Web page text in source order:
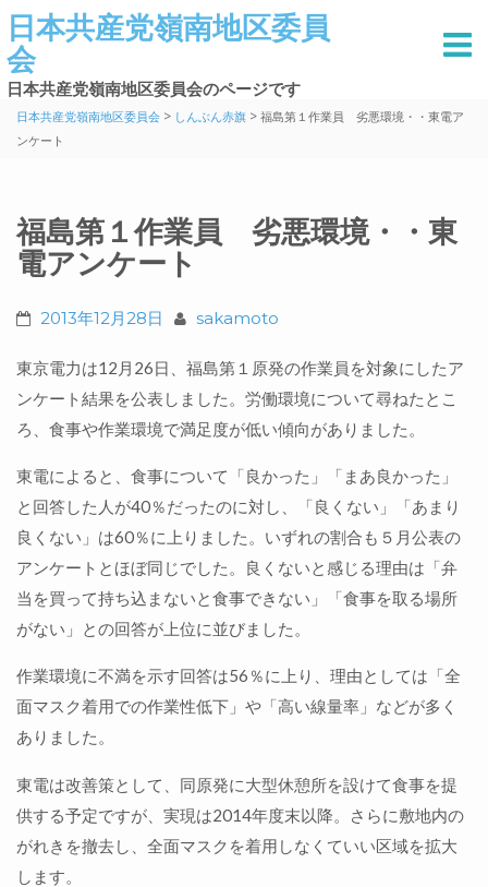
日本共産党嶺南地区委員
会
日本共産党嶺南地区委員会のページです
日本共産党嶺南地区委員会 > しんぶん赤旗 > 福島第１作業員 劣悪環境・・東電ア
ンケート
福島第１作業員 劣悪環境・・東
電アンケート
2013年12月28日 sakamoto
東京電力は12月26日、福島第１原発の作業員を対象にしたア
ンケート結果を公表しました。労働環境について尋ねたとこ
ろ、食事や作業環境で満足度が低い傾向がありました。
東電によると、食事について「良かった」「まあ良かった」
と回答した人が40％だったのに対し、「良くない」「あまり
良くない」は60％に上りました。いずれの割合も５月公表の
アンケートとほぼ同じでした。良くないと感じる理由は「弁
当を買って持ち込まないと食事できない」「食事を取る場所
がない」との回答が上位に並びました。
作業環境に不満を示す回答は56％に上り、理由としては「全
面マスク着用での作業性低下」や「高い線量率」などが多く
ありました。
東電は改善策として、同原発に大型休憩所を設けて食事を提
供する予定ですが、実現は2014年度末以降。さらに敷地内の
がれきを撤去し、全面マスクを着用しなくていい区域を拡大
します。